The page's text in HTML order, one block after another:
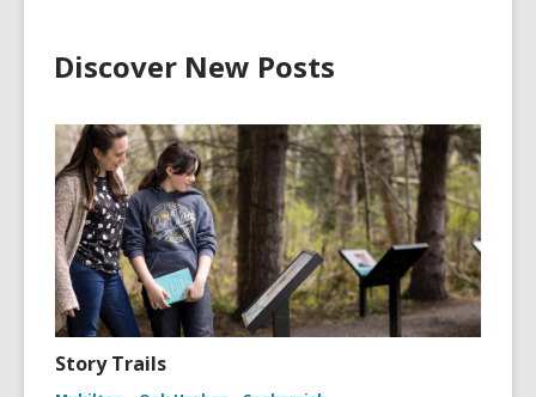
Discover New Posts
Story Trails